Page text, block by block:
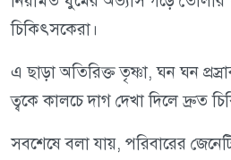
চিকিৎসকেরা।
এ ছাড়া অতিরিক্ত তৃষ্ণা, ঘন ঘন
ত্বকে কালচে দাগ দেখা দিলে দ্রুত
সবশেষে বলা যায়, পরিবারের